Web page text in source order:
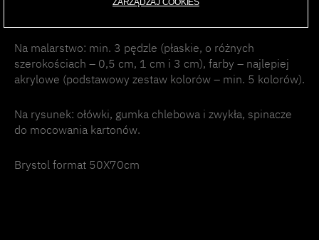
Na malarstwo: min. 3 pędzle (płaskie, o różnych
szerokościach – 0,5 cm, 1 cm i 3 cm), farby – najlepiej
akrylowe (podstawowy zestaw kolorów – min. 5 kolorów).
Na rysunek: ołówki, gumka chlebowa i zwykła, spinacze
do mocowania kartonów.
Brystol format 50X70cm
ZARZĄDZAJ COOKIES